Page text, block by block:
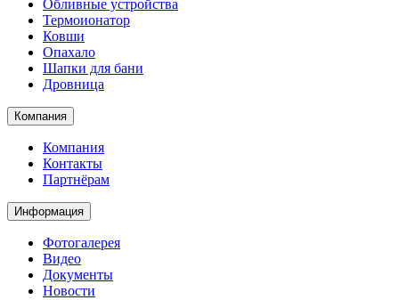
Обливные устройства
Термоионатор
Ковши
Опахало
Шапки для бани
Дровница
Компания
Компания
Контакты
Партнёрам
Информация
Фотогалерея
Видео
Документы
Новости